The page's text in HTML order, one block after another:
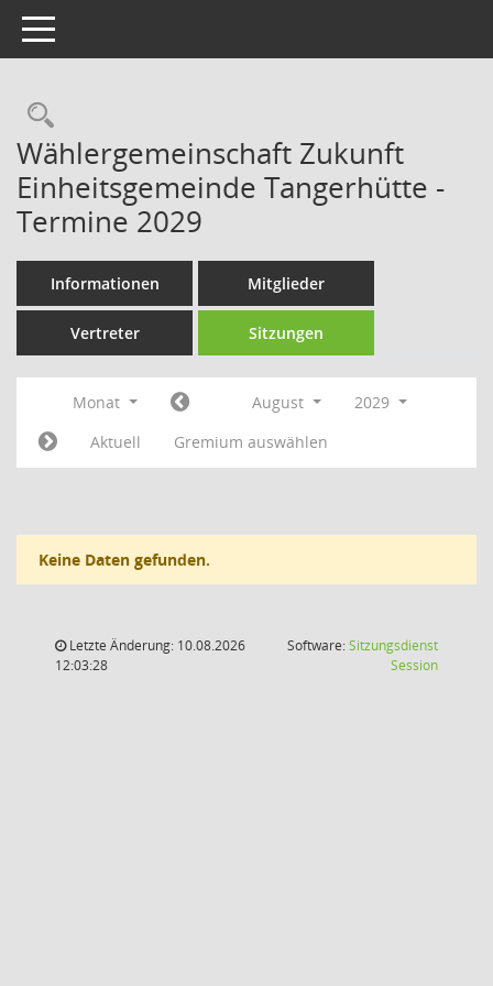
Toggle navigation
Rechercheauswahl
Wählergemeinschaft Zukunft
Einheitsgemeinde Tangerhütte -
Termine 2029
Informationen Mitglieder
Vertreter Sitzungen
Monat August
2029
Aktuell
Gremium auswählen
Keine Daten gefunden.
Letzte Änderung: 10.08.2026
12:03:28
Software:Sitzungsdienst
Session(Wird in